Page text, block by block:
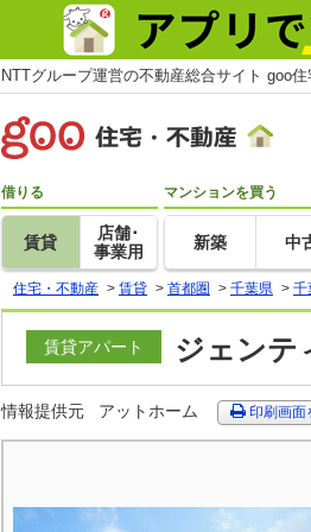
NTTグループ運営の不動産総合サイト goo
借りる
賃貸
店舗･
事業用
マンションを買う
新築 中
住宅・不動産 > 賃貸 > 首都圏 > 千葉県 > 千
賃貸アパート ジェンテ
情報提供元 アットホーム 印刷画面